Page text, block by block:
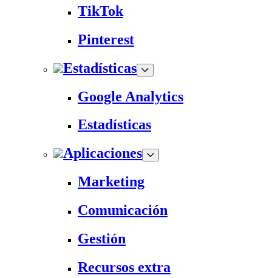
TikTok
Pinterest
Estadísticas
Google Analytics
Estadísticas
Aplicaciones
Marketing
Comunicación
Gestión
Recursos extra